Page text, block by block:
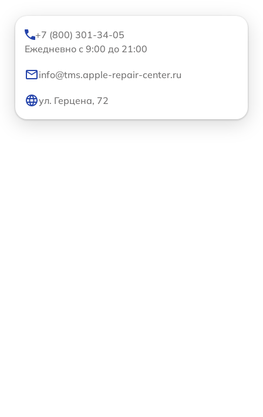
+7 (800) 301-34-05
Ежедневно с 9:00 до 21:00
info@tms.apple-repair-center.ru
ул. Герцена, 72